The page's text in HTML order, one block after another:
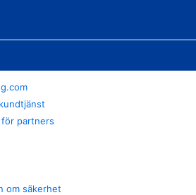
för partners
om säkerhet